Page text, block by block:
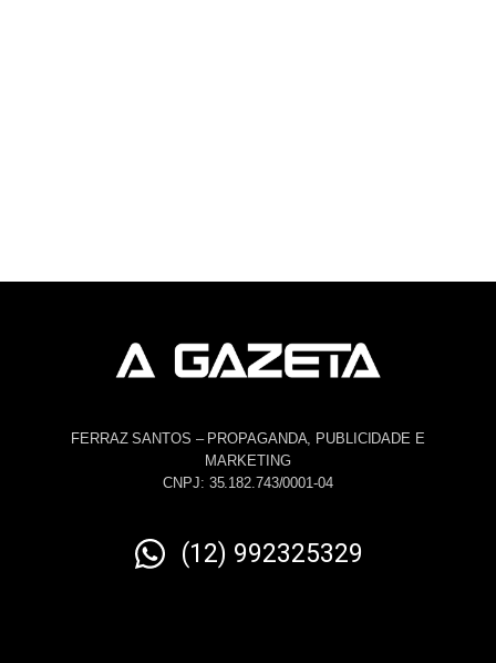
FERRAZ SANTOS – PROPAGANDA, PUBLICIDADE E
MARKETING
CNPJ: 35.182.743/0001-04
(12) 992325329